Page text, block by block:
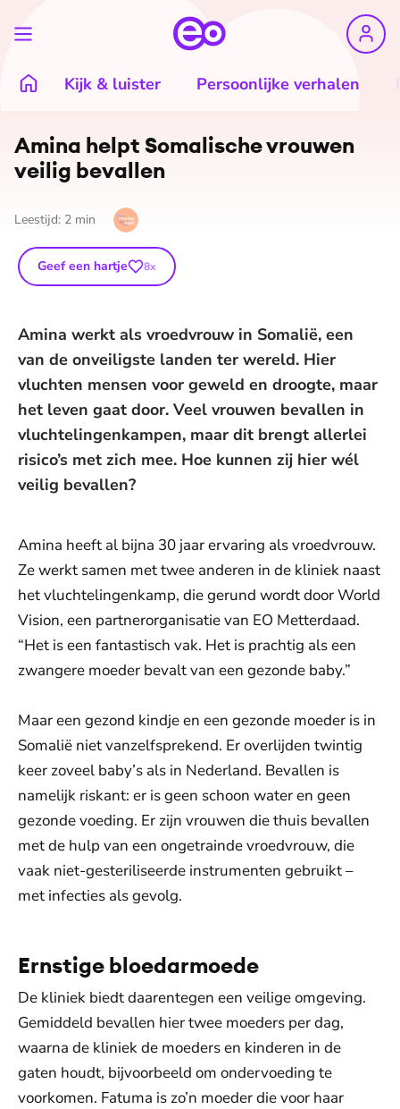
Kijk & luister Persoonlijke verhalen
Amina helpt Somalische vrouwen
veilig bevallen
Leestijd: 2 min
Geef een hartje 8x
Amina werkt als vroedvrouw in Somalië, een
van de onveiligste landen ter wereld. Hier
vluchten mensen voor geweld en droogte, maar
het leven gaat door. Veel vrouwen bevallen in
vluchtelingenkampen, maar dit brengt allerlei
risico’s met zich mee. Hoe kunnen zij hier wél
veilig bevallen?
Amina heeft al bijna 30 jaar ervaring als vroedvrouw.
Ze werkt samen met twee anderen in de kliniek naast
het vluchtelingenkamp, die gerund wordt door World
Vision, een partnerorganisatie van EO Metterdaad.
“Het is een fantastisch vak. Het is prachtig als een
zwangere moeder bevalt van een gezonde baby.”
Maar een gezond kindje en een gezonde moeder is in
Somalië niet vanzelfsprekend. Er overlijden twintig
keer zoveel baby’s als in Nederland. Bevallen is
namelijk riskant: er is geen schoon water en geen
gezonde voeding. Er zijn vrouwen die thuis bevallen
met de hulp van een ongetrainde vroedvrouw, die
vaak niet-gesteriliseerde instrumenten gebruikt –
met infecties als gevolg.
Ernstige bloedarmoede
De kliniek biedt daarentegen een veilige omgeving.
Gemiddeld bevallen hier twee moeders per dag,
waarna de kliniek de moeders en kinderen in de
gaten houdt, bijvoorbeeld om ondervoeding te
voorkomen. Fatuma is zo’n moeder die voor haar